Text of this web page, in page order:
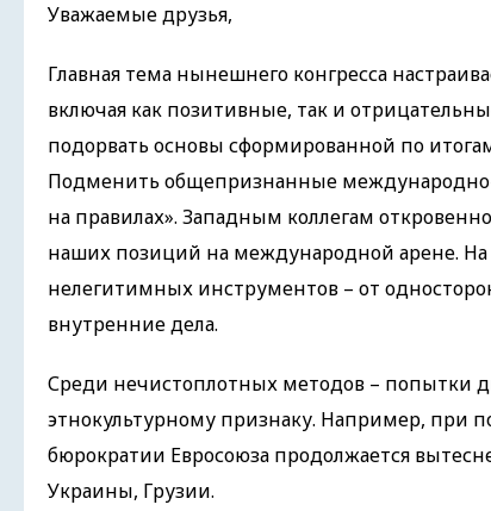
Уважаемые друзья,
Главная тема нынешнего конгресса
включая как позитивные, так и
подорвать основы сформированной по
Подменить общепризнанные
на правилах». Западным коллегам
наших позиций на международной арене. На
нелегитимных инструментов – от
внутренние дела.
Среди нечистоплотных методов – попытки
этнокультурному признаку. Например, при
бюрократии Евросоюза продолжается
Украины, Грузии.